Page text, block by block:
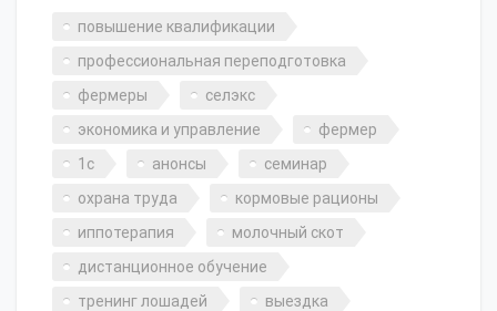
повышение квалификации
профессиональная переподготовка
фермеры
селэкс
экономика и управление
фермер
1с
анонсы
семинар
охрана труда
кормовые рационы
иппотерапия
молочный скот
дистанционное обучение
тренинг лошадей
выездка